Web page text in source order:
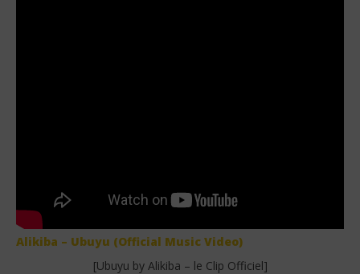
Alikiba – Ubuyu (Official Music Video)
[Ubuyu by Alikiba – le Clip Officiel]